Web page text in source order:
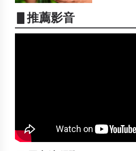
▋推薦影音